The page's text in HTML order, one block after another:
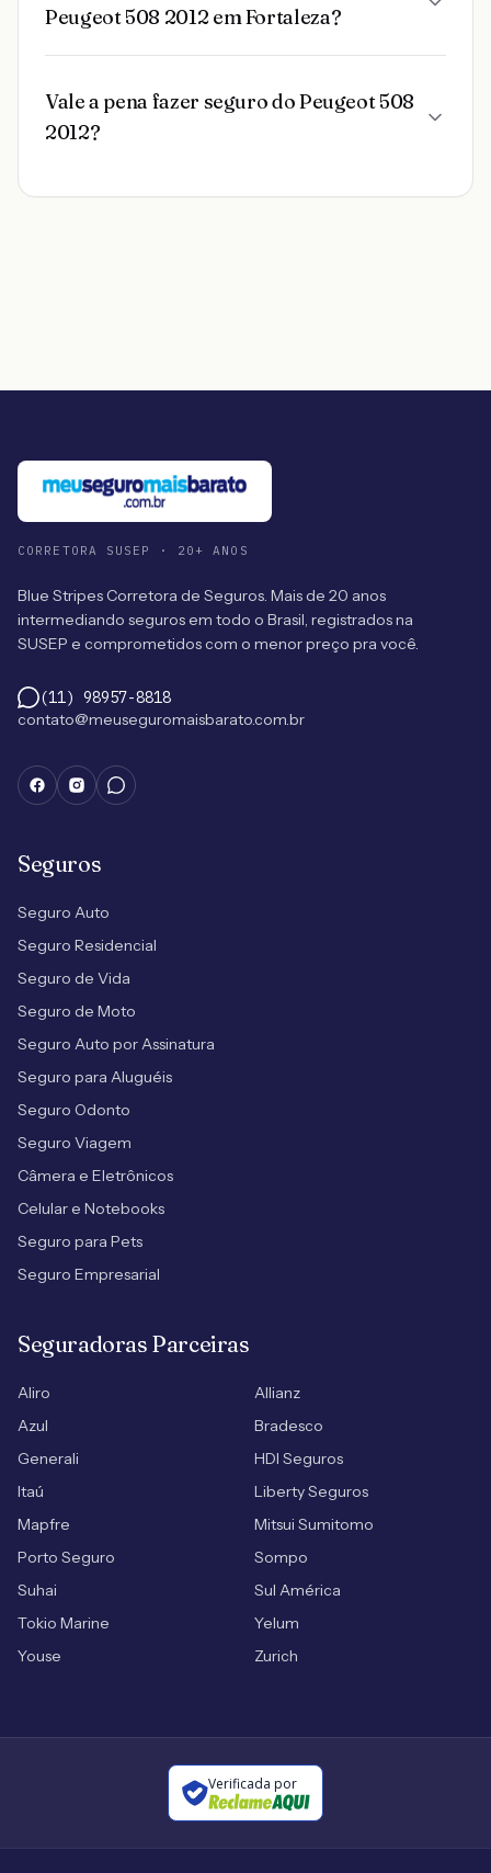
Peugeot 508 2012 em Fortaleza?
Vale a pena fazer seguro do Peugeot 508
2012?
CORRETORA SUSEP · 20+ ANOS
Blue Stripes Corretora de Seguros. Mais de 20 anos
intermediando seguros em todo o Brasil, registrados na
SUSEP e comprometidos com o menor preço pra você.
(11) 98957-8818
contato@meuseguromaisbarato.com.br
Seguros
Seguro Auto
Seguro Residencial
Seguro de Vida
Seguro de Moto
Seguro Auto por Assinatura
Seguro para Aluguéis
Seguro Odonto
Seguro Viagem
Câmera e Eletrônicos
Celular e Notebooks
Seguro para Pets
Seguro Empresarial
Seguradoras Parceiras
Aliro
Allianz
Azul
Bradesco
Generali
HDI Seguros
Itaú
Liberty Seguros
Mapfre
Mitsui Sumitomo
Porto Seguro
Sompo
Suhai
Sul América
Tokio Marine
Yelum
Youse
Zurich
Verificada por